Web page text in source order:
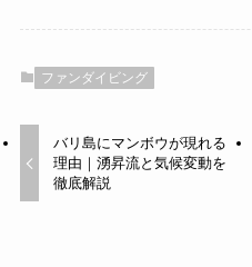
ファンダイビング
バリ島にマンボウが現れる
理由｜湧昇流と気候変動を
徹底解説